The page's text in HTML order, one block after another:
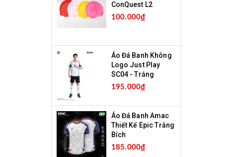
ConQuest L2
100.000₫
Áo Đá Banh Không
Logo Just Play
SC04 - Trắng
195.000₫
Áo Đá Banh Amac
Thiết Kế Epic Trắng
Bích
185.000₫